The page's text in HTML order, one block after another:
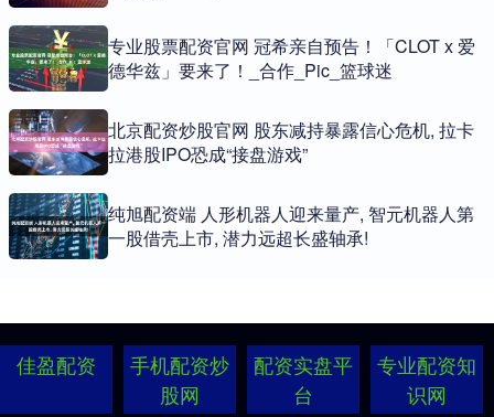
专业股票配资官网 冠希亲自预告！「CLOT x 爱
德华兹」要来了！_合作_Pic_篮球迷
北京配资炒股官网 股东减持暴露信心危机, 拉卡
拉港股IPO恐成“接盘游戏”
纯旭配资端 人形机器人迎来量产, 智元机器人第
一股借壳上市, 潜力远超长盛轴承!
佳盈配资
手机配资炒
股网
配资实盘平
台
专业配资知
识网